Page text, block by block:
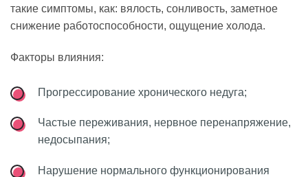
такие симптомы, как: вялость, сонливость, заметное
снижение работоспособности, ощущение холода.
Факторы влияния:
Прогрессирование хронического недуга;
Частые переживания, нервное перенапряжение,
недосыпания;
Нарушение нормального функционирования